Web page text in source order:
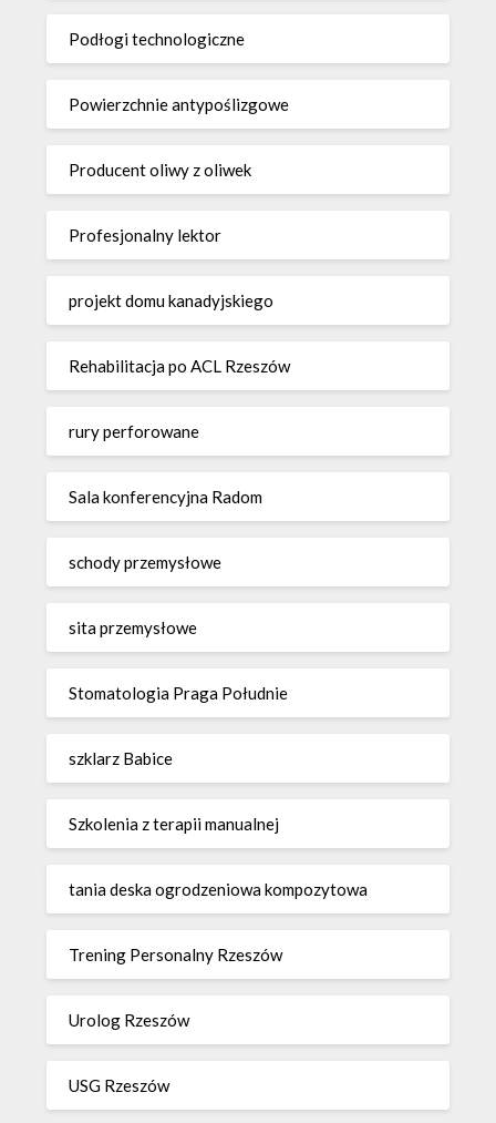
Podłogi technologiczne
Powierzchnie antypoślizgowe
Producent oliwy z oliwek
Profesjonalny lektor
projekt domu kanadyjskiego
Rehabilitacja po ACL Rzeszów
rury perforowane
Sala konferencyjna Radom
schody przemysłowe
sita przemysłowe
Stomatologia Praga Południe
szklarz Babice
Szkolenia z terapii manualnej
tania deska ogrodzeniowa kompozytowa
Trening Personalny Rzeszów
Urolog Rzeszów
USG Rzeszów